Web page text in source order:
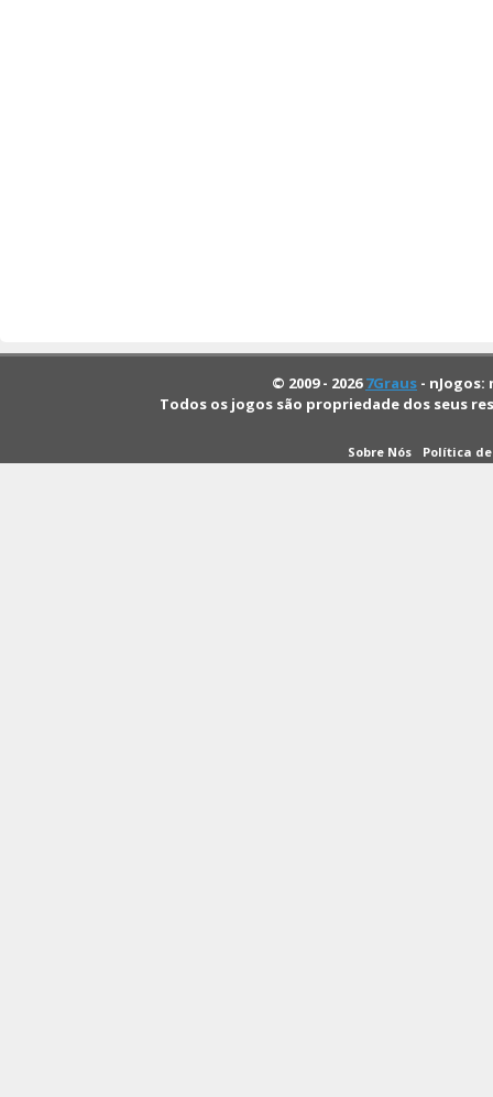
© 2009 - 20267Graus -
Todos os jogos são propriedade dos seus
Sobre Nós Política